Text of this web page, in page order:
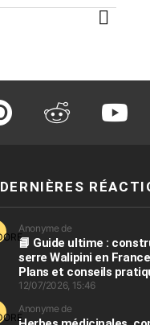
pinterest reddit youtube
DERNIÈRES
Anonyme de
📘 Guide ultime :
serre Walipini en
Plans et conseils
12/07/2026, 15:46
Anonyme de